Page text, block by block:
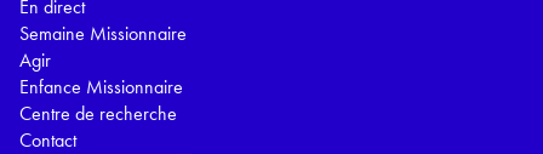
En direct
Semaine Missionnaire
Agir
Enfance Missionnaire
Centre de recherche
Contact